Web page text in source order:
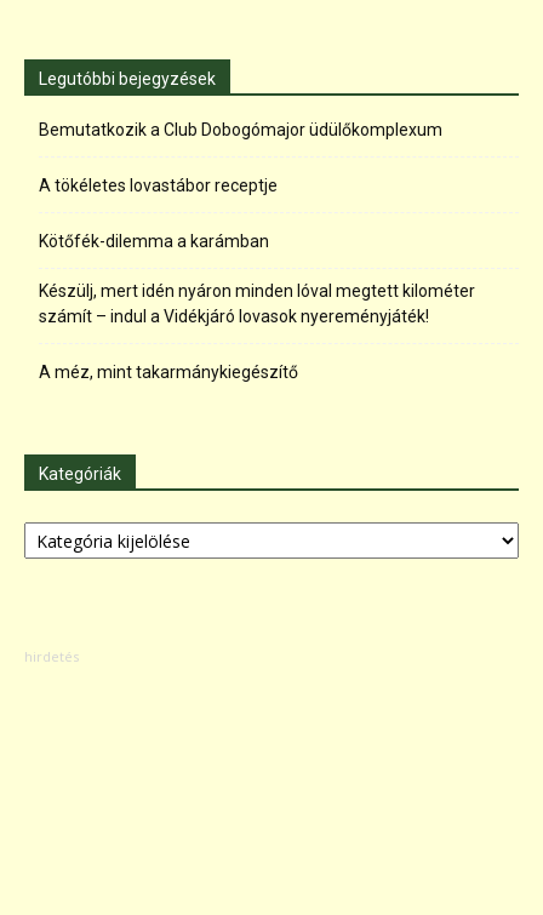
Legutóbbi bejegyzések
Bemutatkozik a Club Dobogómajor üdülőkomplexum
A tökéletes lovastábor receptje
Kötőfék-dilemma a karámban
Készülj, mert idén nyáron minden lóval megtett kilométer
számít – indul a Vidékjáró lovasok nyereményjáték!
A méz, mint takarmánykiegészítő
Kategóriák
Kategóriák